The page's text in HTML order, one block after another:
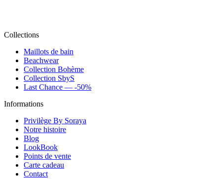
Collections
Maillots de bain
Beachwear
Collection Bohème
Collection SbyS
Last Chance — -50%
Informations
Privilège By Soraya
Notre histoire
Blog
LookBook
Points de vente
Carte cadeau
Contact